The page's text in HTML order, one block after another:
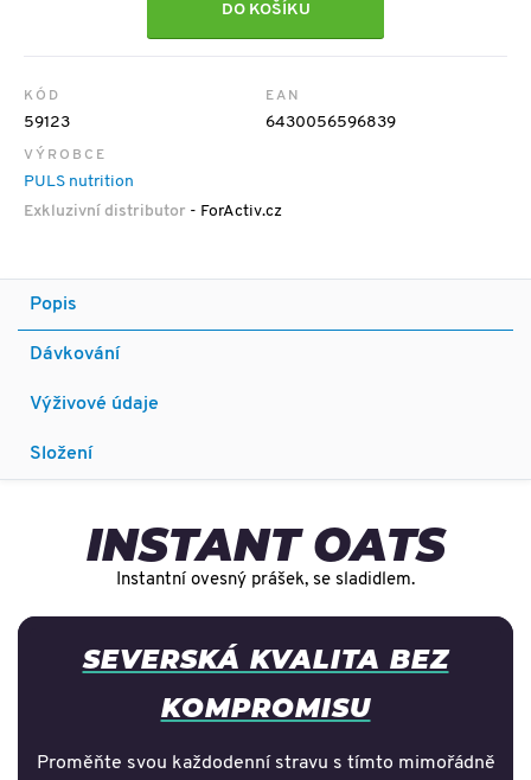
DO KOŠÍKU
KÓD
59123
EAN
6430056596839
VÝROBCE
PULS nutrition
Exkluzivní distributor - ForActiv.cz
Popis
Dávkování
Výživové údaje
Složení
INSTANT OATS
Instantní ovesný prášek, se sladidlem.
SEVERSKÁ KVALITA BEZ
KOMPROMISU
Proměňte svou každodenní stravu s tímto mimořádně